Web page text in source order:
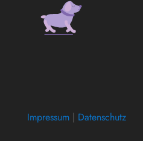
Impressum| Datenschutz